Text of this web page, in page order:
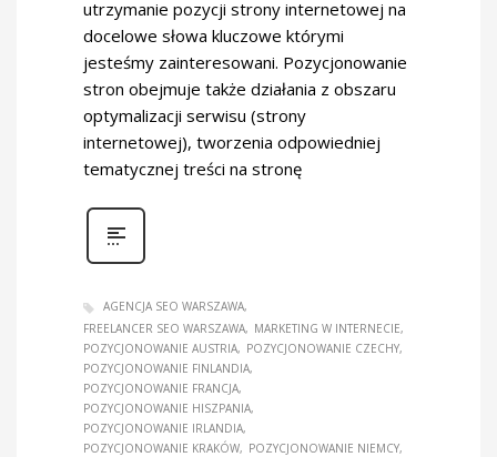
utrzymanie pozycji strony internetowej na
docelowe słowa kluczowe którymi
jesteśmy zainteresowani. Pozycjonowanie
stron obejmuje także działania z obszaru
optymalizacji serwisu (strony
internetowej), tworzenia odpowiedniej
tematycznej treści na stronę
AGENCJA SEO WARSZAWA
FREELANCER SEO WARSZAWA
MARKETING W INTERNECIE
POZYCJONOWANIE AUSTRIA
POZYCJONOWANIE CZECHY
POZYCJONOWANIE FINLANDIA
POZYCJONOWANIE FRANCJA
POZYCJONOWANIE HISZPANIA
POZYCJONOWANIE IRLANDIA
POZYCJONOWANIE KRAKÓW
POZYCJONOWANIE NIEMCY